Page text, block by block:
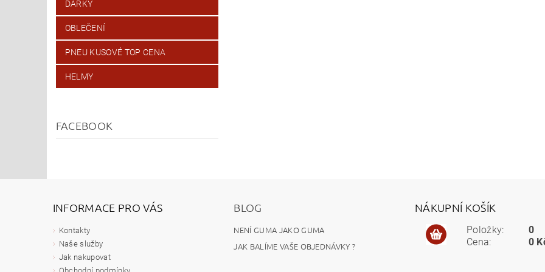
DÁRKY
OBLEČENÍ
PNEU KUSOVÉ TOP CENA
HELMY
FACEBOOK
INFORMACE PRO VÁS
Kontakty
Naše služby
Jak nakupovat
BLOG
NENÍ GUMA JAKO GUMA
JAK BALÍME VAŠE OBJEDNÁVKY ?
NÁKUPNÍ KOŠÍK
Položky:
Cena:
0
0